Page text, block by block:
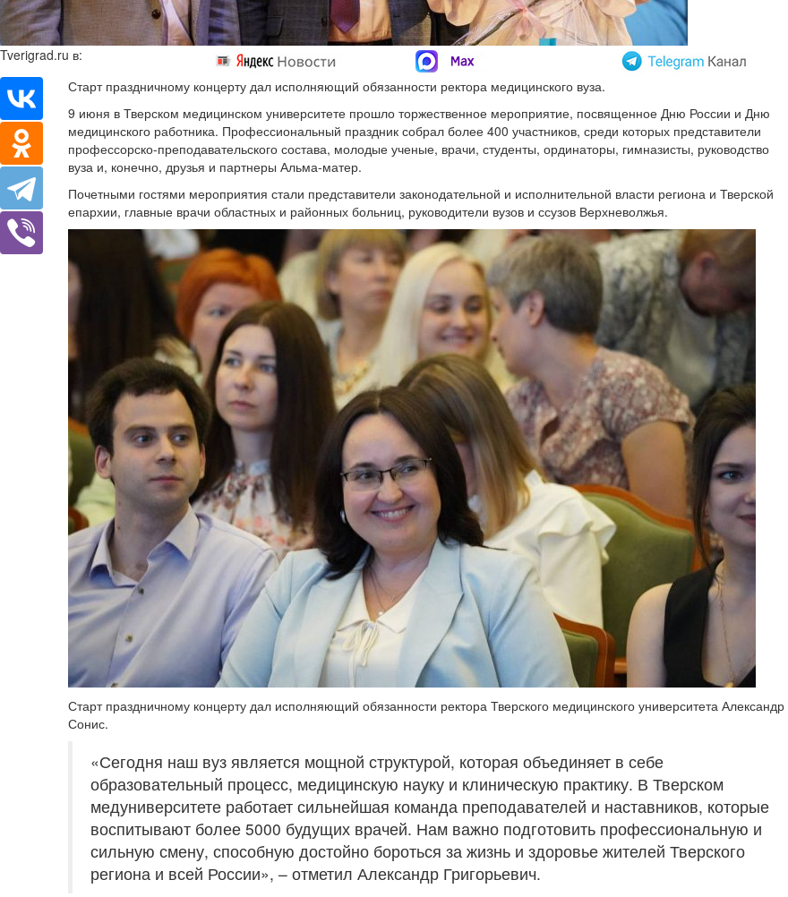
Tverigrad.ru в:
Старт праздничному концерту дал исполняющий обязанности ректора медицинского вуза.
9 июня в Тверском медицинском университете прошло торжественное мероприятие, посвященное Дню России и Дню
медицинского работника. Профессиональный праздник собрал более 400 участников, среди которых представители
профессорско-преподавательского состава, молодые ученые, врачи, студенты, ординаторы, гимназисты, руководство
вуза и, конечно, друзья и партнеры Альма-матер.
Почетными гостями мероприятия стали представители законодательной и исполнительной власти региона и Тверской
епархии, главные врачи областных и районных больниц, руководители вузов и ссузов Верхневолжья.
Старт праздничному концерту дал исполняющий обязанности ректора Тверского медицинского университета Александр
Сонис.
«Сегодня наш вуз является мощной структурой, которая объединяет в себе
образовательный процесс, медицинскую науку и клиническую практику. В Тверском
медуниверситете работает сильнейшая команда преподавателей и наставников, которые
воспитывают более 5000 будущих врачей. Нам важно подготовить профессиональную и
сильную смену, способную достойно бороться за жизнь и здоровье жителей Тверского
региона и всей России», – отметил Александр Григорьевич.